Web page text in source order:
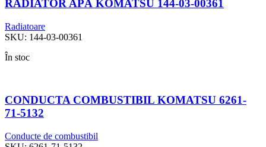
RADIATOR APĂ KOMATSU 144-03-00361
Radiatoare
SKU: 144-03-00361
În stoc
CONDUCTA COMBUSTIBIL KOMATSU 6261-
71-5132
Conducte de combustibil